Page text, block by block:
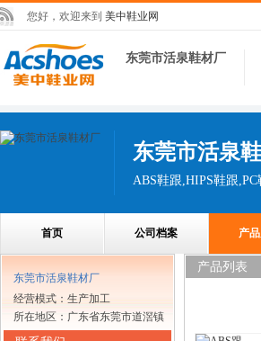
您好，欢迎来到 美中鞋业网
东莞市活泉鞋材厂
东莞市活泉
ABS鞋跟,HIPS鞋跟
首页 公司档案 产
东莞市活泉鞋材厂
经营模式：生产加工
所在地区：广东省东莞市道滘镇
产品列表